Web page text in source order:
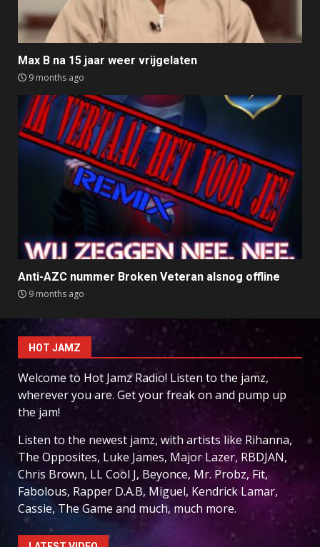
Max B na 15 jaar weer vrijgelaten
9 months ago
Anti-AZC nummer Broken Veteran alsnog offline
9 months ago
HOT JAMZ
Welcome to Hot Jamz Radio! Listen to the jamz,
wherever you are. Get your freak on and pump up
the jam!
Listen to the newest jamz, with artists like Rihanna,
The Opposites, Luke James, Major Lazer, RBDJAN,
Chris Brown, LL Cool J, Beyonce, Mr. Probz, Fit,
Fabolous, Rapper D.A.B, Miguel, Kendrick Lamar,
Cassie, The Game and much, much more.